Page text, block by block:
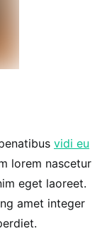
vidi eu
lorem nascetur
eget laoreet.
amet integer